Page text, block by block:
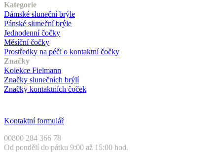
Kategorie
Dámské sluneční brýle
Pánské sluneční brýle
Jednodenní čočky
Měsíční čočky
Prostředky na péči o kontaktní čočky
Značky
Kolekce Fielmann
Značky slunečních brýlí
Značky kontaktních čoček
Kontaktní formulář
00800 284 366 78
Od pondělí do pátku 9:00 až 15:00 hod.